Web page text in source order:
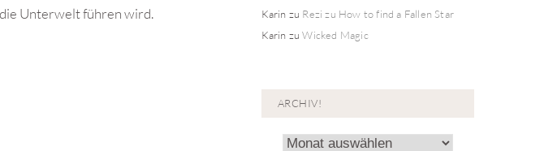
Unterwelt führen wird.
Karin zu Rezi zu How to find a Fallen Star
Karin zuWicked Magic
ARCHIV!
Archiv!